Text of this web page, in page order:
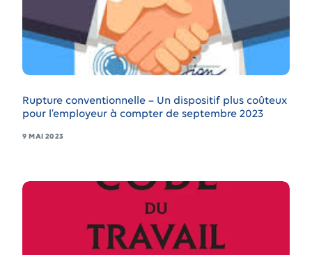
Rupture conventionnelle – Un dispositif plus coûteux
pour l’employeur à compter de septembre 2023
9 MAI 2023